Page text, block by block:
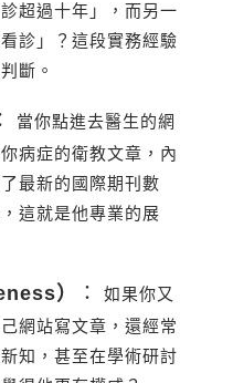
超過十年」，而另一
診」？這段實務經驗
斷。
當你點進去醫生的網
病症的衛教文章，內
最新的國際期刊數
這就是他專業的展
） ：
如果你又
網站寫文章，還經常
知，甚至在學術研討